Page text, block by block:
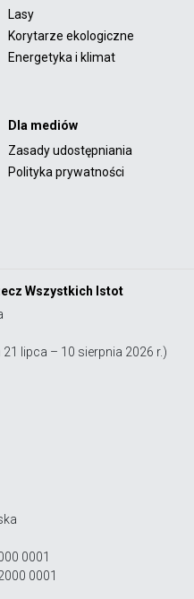
Lasy
Korytarze ekologiczne
Energetyka i klimat
Dla mediów
Zasady udostępniania
Polityka prywatności
Wszystkich Istot
lipca – 10 sierpnia 2026 r.)
0001
0001